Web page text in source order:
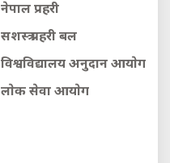
नेपाल प्रहरी
सशस्त्र प्रहरी बल
विश्वविद्यालय अनुदान आयाेग
लाेक सेवा आयाेग